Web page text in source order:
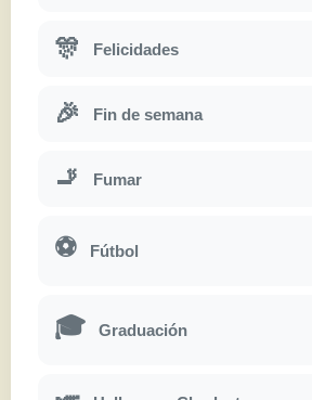
🎊 Felicidades
🎉 Fin de semana
🚬 Fumar
⚽ Fútbol
🎓 Graduación